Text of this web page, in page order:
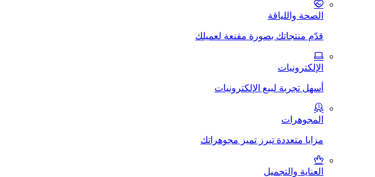
الصحة واللياقة
قدّم منتجاتك بصورة مقنعة لعميلك
الإلكترونيات
أسهل تجربة لبيع الإلكترونيات
المجوهرات
مزايا متعددة تبرز تميز مجوهراتك
العناية والتجميل